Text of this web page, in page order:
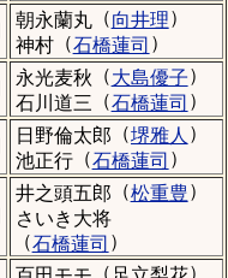
朝永蘭丸 （向井理）
神村（石橋蓮司 ）
永光麦秋 （大島優子）
石川道三 （石橋蓮司 ）
日野倫太郎 （堺雅人 ）
池正行（石橋蓮司 ）
井之頭五郎 （松重豊）
さいき大将
（石橋蓮司 ）
（
）